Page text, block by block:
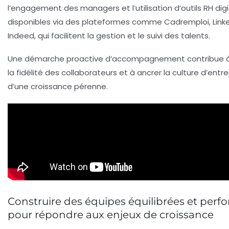
l’engagement des managers et l’utilisation d’outils RH
disponibles via des plateformes comme Cadremploi,
Indeed, qui facilitent la gestion et le suivi des talents.
Une démarche proactive d’accompagnement contribue
la fidélité des collaborateurs et à ancrer la culture
d’une croissance pérenne.
Construire des équipes équilibrées et
pour répondre aux enjeux de croissance